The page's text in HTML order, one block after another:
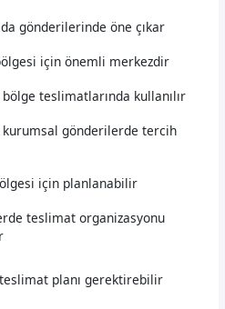
gönderilerinde öne çıkar
için önemli merkezdir
bölge teslimatlarında kullanılır
kurumsal gönderilerde tercih
için planlanabilir
teslimat organizasyonu
planı gerektirebilir